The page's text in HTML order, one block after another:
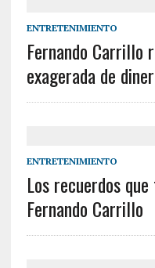
ENTRETENIMIENTO
Fernando Carrillo
exagerada de
ENTRETENIMIENTO
Los recuerdos
Fernando Carrillo